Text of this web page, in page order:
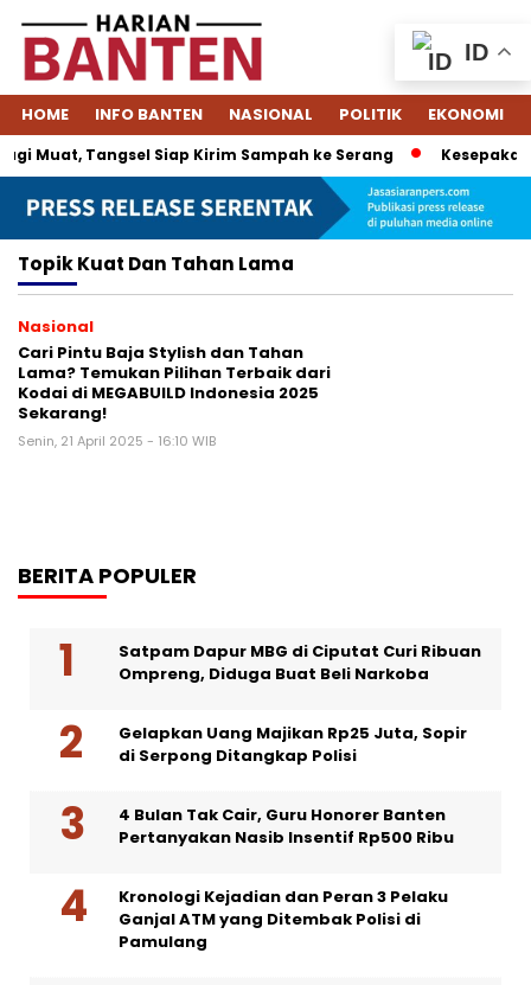
HOME INFO BANTEN NASIONAL POLITIK EKONOMI
Muat, Tangsel Siap Kirim Sampah ke Serang
TopikKuat Dan Tahan Lama
Nasional
Cari Pintu Baja Stylish dan Tahan
Lama? Temukan Pilihan Terbaik dari
Kodai di MEGABUILD Indonesia 2025
Sekarang!
Senin, 21 April 2025 - 16:10 WIB
BERITA POPULER
Satpam Dapur MBG di Ciputat Curi Ribuan
Ompreng, Diduga Buat Beli Narkoba
Gelapkan Uang Majikan Rp25 Juta, Sopir
di Serpong Ditangkap Polisi
4 Bulan Tak Cair, Guru Honorer Banten
Pertanyakan Nasib Insentif Rp500 Ribu
Kronologi Kejadian dan Peran 3 Pelaku
Ganjal ATM yang Ditembak Polisi di
Pamulang
ID